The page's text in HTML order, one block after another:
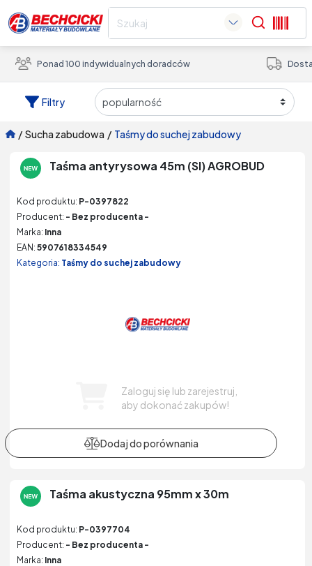
Ponad 100 indywidualnych doradców
Search
Filtry
taśmy do suchej zabudowy
/
sucha zabudowa
/
Taśma antyrysowa 45m (SI) AGROBUD
Kod produktu: P-0397822
Producent: - Bez producenta -
Marka: Inna
EAN: 5907618334549
Kategoria: Taśmy do suchej zabudowy
Zaloguj się lub zarejestruj,
aby dokonać zakupów!
Taśma akustyczna 95mm x 30m
Kod produktu: P-0397704
Producent: - Bez producenta -
Marka: Inna